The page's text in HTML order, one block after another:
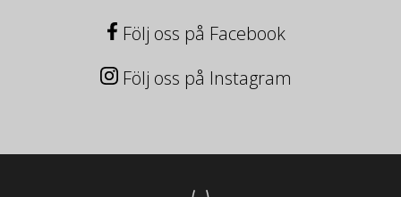
Följ oss på Facebook
Följ oss på Instagram